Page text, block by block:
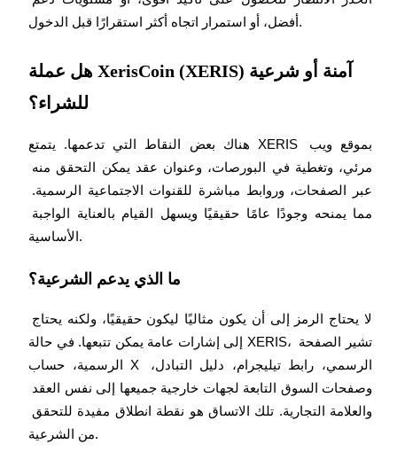
Bitrue
AI
شركاء بيترو
شركاء Bitrue
تصل العمولات إلى 65٪!
أفضل، أو استمرار اتجاه أكثر استقرارًا قبل الدخول.
هل عملة XerisCoin (XERIS) آمنة أو شرعية
للشراء؟
هناك بعض النقاط التي تدعمها. يتمتع XERIS بموقع ويب
الأساسية.
ما الذي يدعم الشرعية؟
إلى إشارات عامة يمكن تتبعها. في حالة XERIS، تشير الصفحة
الرسمية، حساب X الرسمي، رابط تيليجرام، دليل التبادل،
من الشرعية.